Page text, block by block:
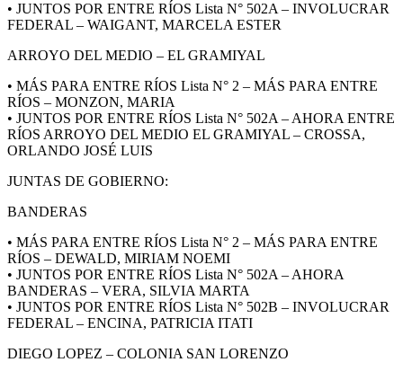
• JUNTOS POR ENTRE RÍOS Lista N° 502A – INVOLUCRAR
FEDERAL – WAIGANT, MARCELA ESTER
ARROYO DEL MEDIO – EL GRAMIYAL
• MÁS PARA ENTRE RÍOS Lista N° 2 – MÁS PARA ENTRE
RÍOS – MONZON, MARIA
• JUNTOS POR ENTRE RÍOS Lista N° 502A – AHORA ENTRE
RÍOS ARROYO DEL MEDIO EL GRAMIYAL – CROSSA,
ORLANDO JOSÉ LUIS
JUNTAS DE GOBIERNO:
BANDERAS
• MÁS PARA ENTRE RÍOS Lista N° 2 – MÁS PARA ENTRE
RÍOS – DEWALD, MIRIAM NOEMI
• JUNTOS POR ENTRE RÍOS Lista N° 502A – AHORA
BANDERAS – VERA, SILVIA MARTA
• JUNTOS POR ENTRE RÍOS Lista N° 502B – INVOLUCRAR
FEDERAL – ENCINA, PATRICIA ITATI
DIEGO LOPEZ – COLONIA SAN LORENZO